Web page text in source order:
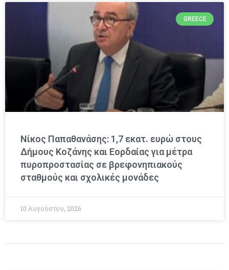
GREECE
Νίκος Παπαθανάσης: 1,7 εκατ. ευρώ στους
Δήμους Κοζάνης και Εορδαίας για μέτρα
πυροπροστασίας σε βρεφονηπιακούς
σταθμούς και σχολικές μονάδες
10 Αυγούστου, 2026